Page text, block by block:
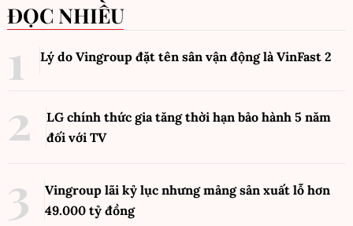
ĐỌC NHIỀU
Lý do Vingroup đặt tên sân vận động là VinFast 2
LG chính thức gia tăng thời hạn bảo hành 5 năm
đối với TV
Vingroup lãi kỷ lục nhưng mảng sản xuất lỗ hơn
49.000 tỷ đồng